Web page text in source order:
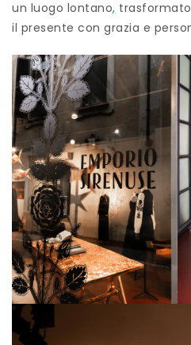
un luogo lontano,
il presente con grazia e